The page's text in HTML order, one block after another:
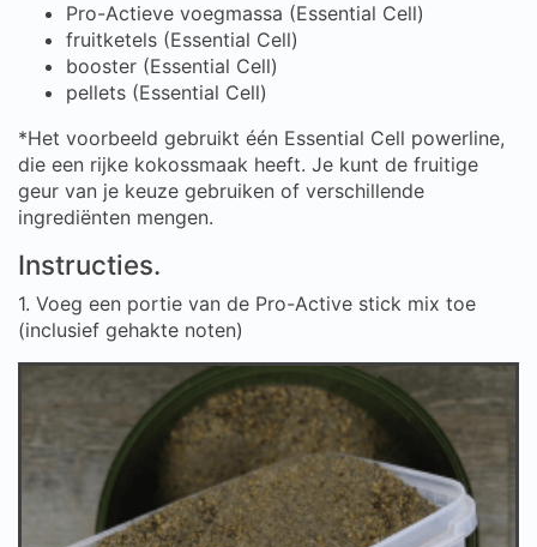
Pro-Actieve voegmassa (Essential Cell)
fruitketels (Essential Cell)
booster (Essential Cell)
pellets (Essential Cell)
*Het voorbeeld gebruikt één Essential Cell powerline,
die een rijke kokossmaak heeft. Je kunt de fruitige
geur van je keuze gebruiken of verschillende
ingrediënten mengen.
Instructies.
1. Voeg een portie van de Pro-Active stick mix toe
(inclusief gehakte noten)